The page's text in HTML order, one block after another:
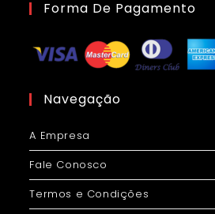
Forma De Pagamento
Navegação
A Empresa
Fale Conosco
Termos e Condições